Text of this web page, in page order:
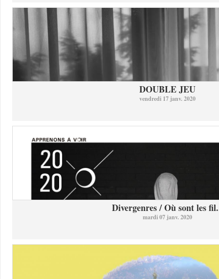
DOUBLE JEU
vendredi 17 janv. 2020
Divergenres / Où sont les
mardi 07 janv. 2020